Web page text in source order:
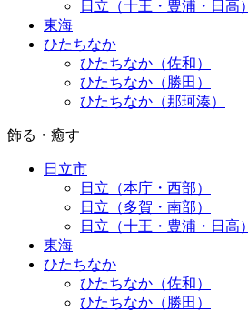
日立（十王・豊浦・日高）
東海
ひたちなか
ひたちなか（佐和）
ひたちなか（勝田）
ひたちなか（那珂湊）
飾る・癒す
日立市
日立（本庁・西部）
日立（多賀・南部）
日立（十王・豊浦・日高）
東海
ひたちなか
ひたちなか（佐和）
ひたちなか（勝田）